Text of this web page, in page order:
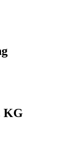
KG